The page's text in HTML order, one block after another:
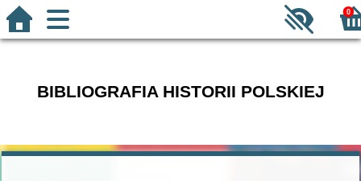
0
BIBLIOGRAFIA HISTORII POLSKIEJ